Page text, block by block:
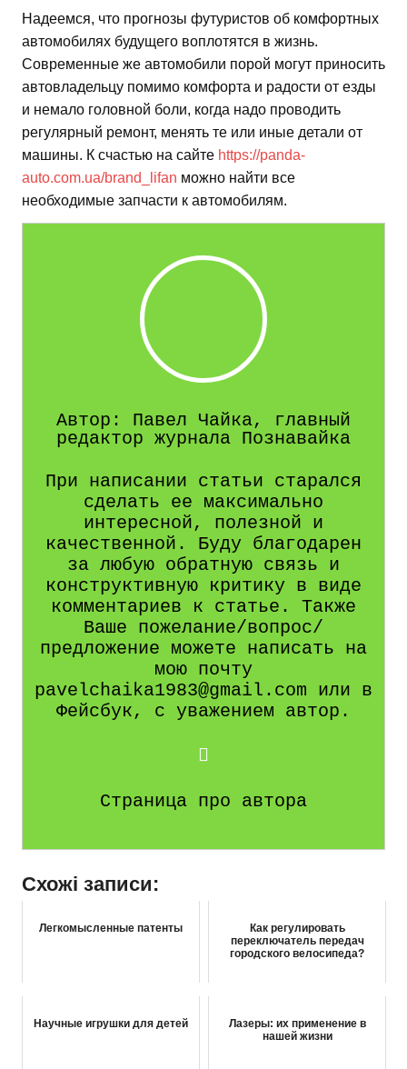
Надеемся, что прогнозы футуристов об комфортных
автомобилях будущего воплотятся в жизнь.
Современные же автомобили порой могут приносить
автовладельцу помимо комфорта и радости от езды
и немало головной боли, когда надо проводить
регулярный ремонт, менять те или иные детали от
машины. К счастью на сайте https://panda-
auto.com.ua/brand_lifan можно найти все
необходимые запчасти к автомобилям.
Автор: Павел Чайка, главный
редактор журнала Познавайка
При написании статьи старался
сделать ее максимально
интересной, полезной и
качественной. Буду благодарен
за любую обратную связь и
конструктивную критику в виде
комментариев к статье. Также
Ваше пожелание/вопрос/
предложение можете написать на
мою почту
pavelchaika1983@gmail.com или в
Фейсбук, с уважением автор.
Страница про автора
Схожі записи:
Легкомысленные патенты
Как регулировать
переключатель передач
городского велосипеда?
Научные игрушки для детей
Лазеры: их применение в
нашей жизни